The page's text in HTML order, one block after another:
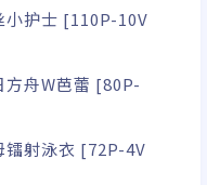
护士 [110P-10V
舟W芭蕾 [80P-
射泳衣 [72P-4V